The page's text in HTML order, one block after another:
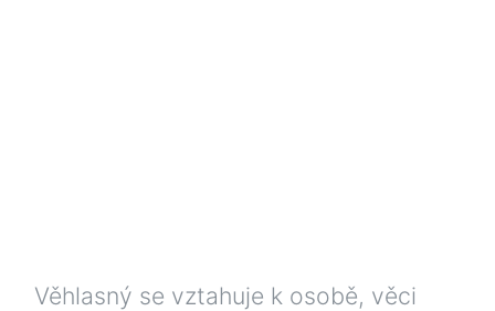
Věhlasný se vztahuje k osobě, věci